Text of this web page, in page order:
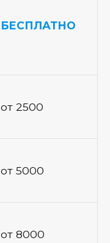
БЕСПЛАТНО
от 2500
от 5000
от 8000